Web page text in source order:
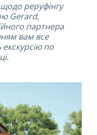
реруфінгу
Gerard,
партнера
вам все
екскурсію по